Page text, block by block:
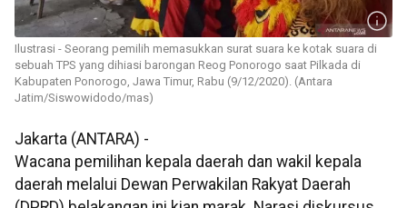
Ilustrasi - Seorang pemilih memasukkan surat suara ke kotak suara di
sebuah TPS yang dihiasi barongan Reog Ponorogo saat Pilkada di
Kabupaten Ponorogo, Jawa Timur, Rabu (9/12/2020). (Antara
Jatim/Siswowidodo/mas)
Jakarta (ANTARA) -
Wacana pemilihan kepala daerah dan wakil kepala
daerah melalui Dewan Perwakilan Rakyat Daerah